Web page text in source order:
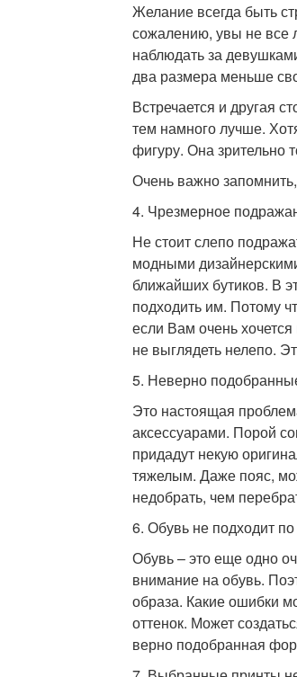
Желание всегда быть
сожалению, увы не все
наблюдать за
два размера меньше
Встречается и другая
тем намного лучше.
фигуру. Она зрительно
Очень важно
4. Чрезмерное
Не стоит слепо
модными
ближайших бутиков. В
подходить им. Потому
если Вам очень
не выглядеть нелепо.
5. Неверно
Это настоящая
аксессуарами. Порой
придадут некую
тяжелым. Даже пояс,
недобрать, чем
6. Обувь не подходит
Обувь – это еще одно
внимание на обувь.
образа. Какие ошибки
оттенок. Может
верно подобранная